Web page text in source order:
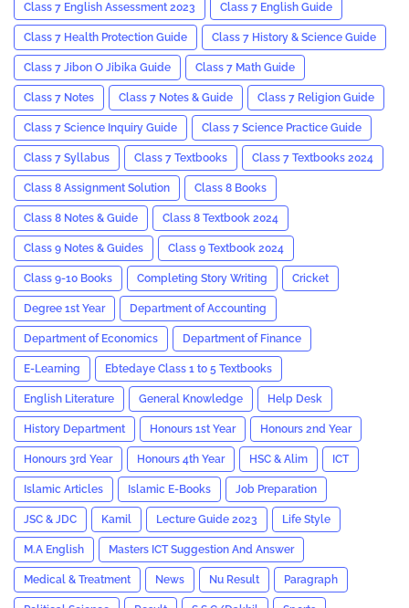
Class 7 English Assessment 2023 Class 7 English Guide
Class 7 Health Protection Guide Class 7 History & Science Guide
Class 7 Jibon O Jibika Guide Class 7 Math Guide
Class 7 Notes Class 7 Notes & Guide Class 7 Religion Guide
Class 7 Science Inquiry Guide Class 7 Science Practice Guide
Class 7 Syllabus Class 7 Textbooks Class 7 Textbooks 2024
Class 8 Assignment Solution Class 8 Books
Class 8 Notes & Guide Class 8 Textbook 2024
Class 9 Notes & Guides Class 9 Textbook 2024
Class 9-10 Books Completing Story Writing Cricket
Degree 1st Year Department of Accounting
Department of Economics Department of Finance
E-Learning Ebtedaye Class 1 to 5 Textbooks
English Literature General Knowledge Help Desk
History Department Honours 1st Year Honours 2nd Year
Honours 3rd Year Honours 4th Year HSC & Alim ICT
Islamic Articles Islamic E-Books Job Preparation
JSC & JDC Kamil Lecture Guide 2023 Life Style
M.A English Masters ICT Suggestion And Answer
Medical & Treatment News Nu Result Paragraph